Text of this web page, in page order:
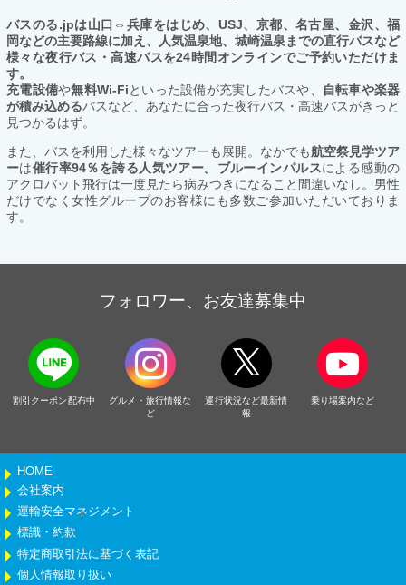
バスのる.jpは山口⇔兵庫をはじめ、USJ、京都、名古屋、金沢、福
岡などの主要路線に加え、人気温泉地、城崎温泉までの直行バスなど
様々な夜行バス・高速バスを24時間オンラインでご予約いただけま
す。
充電設備や無料Wi-Fiといった設備が充実したバスや、
自転車や楽器
が積み込めるバスなど、あなたに合った夜行バス・高速バスがきっと
見つかるはず。
また、バスを利用した様々なツアーも展開。なかでも航空祭見学ツア
ーは催行率94％を誇る人気ツアー。ブルーインパルスによる感動の
アクロバット飛行は一度見たら病みつきになること間違いなし。男性
だけでなく女性グループのお客様にも多数ご参加いただいておりま
す。
フォロワー、お友達募集中
割引クーポン配布中
グルメ・旅行情報な
ど
運行状況など最新情
報
乗り場案内など
HOME
会社案内
運輸安全マネジメント
標識・約款
特定商取引法に基づく表記
個人情報取り扱い